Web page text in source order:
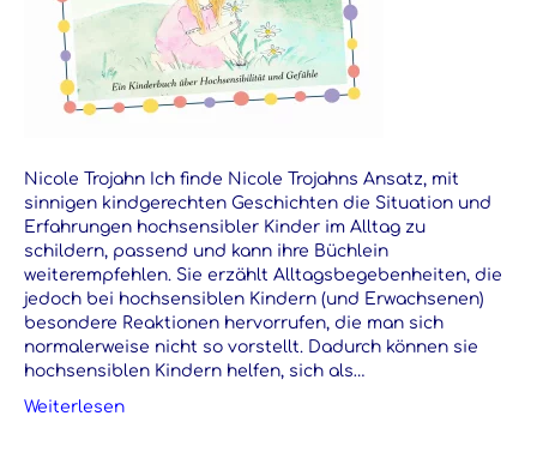
Nicole Trojahn Ich finde Nicole Trojahns Ansatz, mit
sinnigen kindgerechten Geschichten die Situation und
Erfahrungen hochsensibler Kinder im Alltag zu
schildern, passend und kann ihre Büchlein
weiterempfehlen. Sie erzählt Alltagsbegebenheiten, die
jedoch bei hochsensiblen Kindern (und Erwachsenen)
besondere Reaktionen hervorrufen, die man sich
normalerweise nicht so vorstellt. Dadurch können sie
hochsensiblen Kindern helfen, sich als…
Weiterlesen